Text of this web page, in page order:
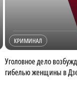
КРИМИНАЛ
Уголовное дело
гибелью женщины в